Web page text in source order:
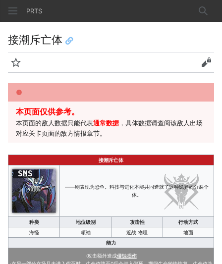
PRTS 搜索
接潮斥亡体
监视 查看
本页面仅供参考。
本页面的敌人数据只能代表通常数据 ，具体数据请查阅该敌人出场
对应关卡页面的敌方情报章节。
接潮斥亡体
SMS
——则表现为恐鱼。科技与进化本能共同造就了这种诡异的分裂个
体。
种类 地位级别 攻击性
行动方式
海怪
领袖 近战 物理
地面
能力
·攻击额外造成侵蚀损伤